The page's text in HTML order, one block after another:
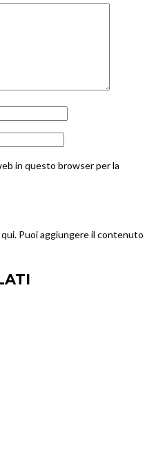
in questo browser per la
Puoi aggiungere il contenuto